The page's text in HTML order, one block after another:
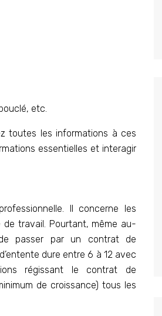
etc.
toutes les informations à ces
essentielles et interagir
Il concerne les
travail. Pourtant, même au-
passer par un contrat de
dure entre 6 à 12 avec
régissant le contrat de
de croissance) tous les